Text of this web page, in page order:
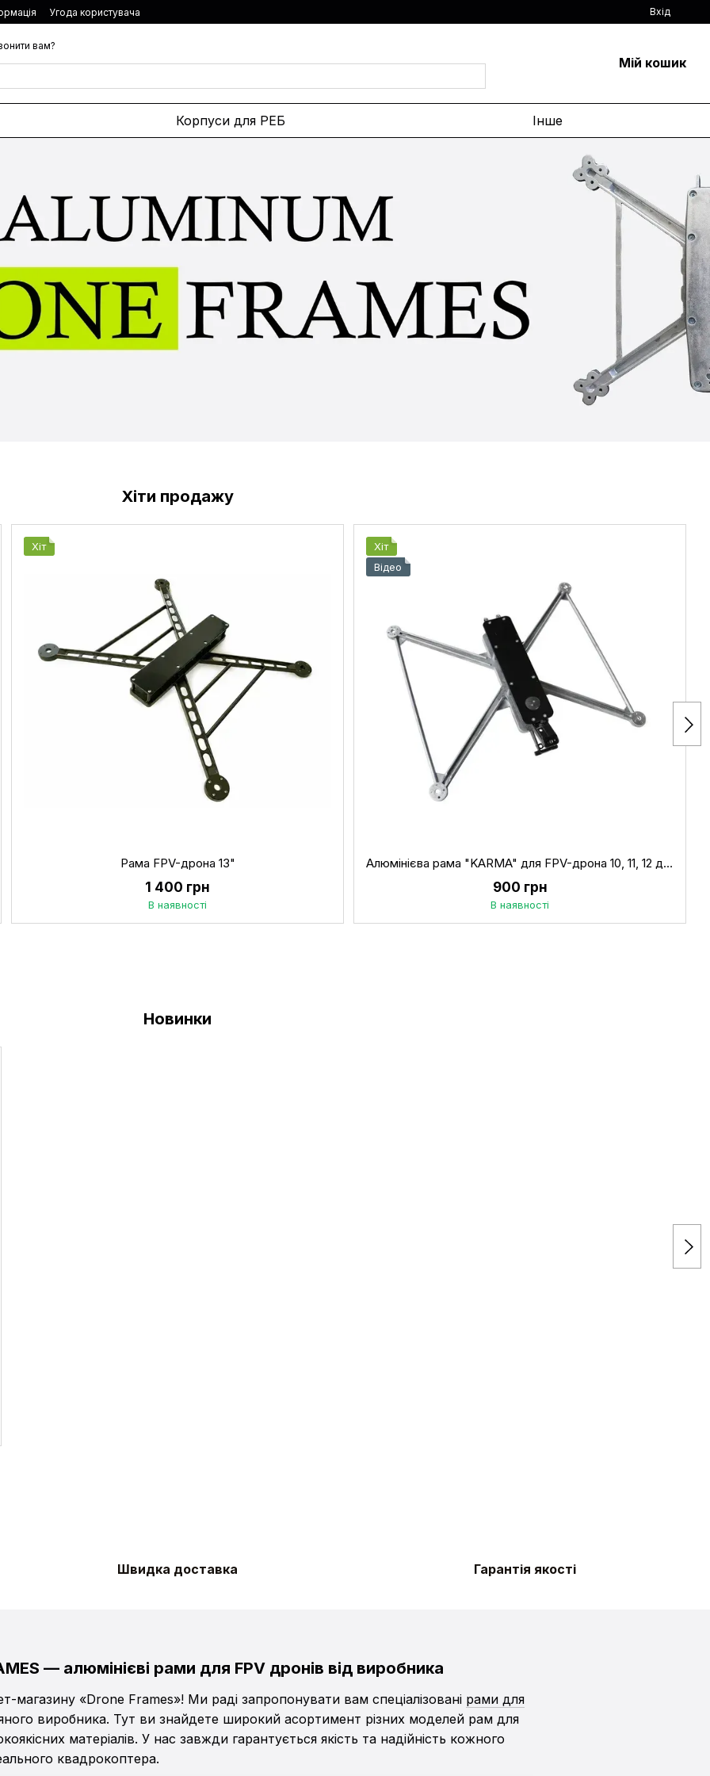
Угода користувача Вхід
вам?
Мій кошик
Корпуси для РЕБ Інше
Хіти продажу
Хіт
Рама FPV-дрона 13"
1 400 грн
В наявності
Хіт
Відео
Алюмінієва рама "KARMA" для FPV-дрона 10, 11, 12 дюймів
900 грн
В наявності
Новинки
Швидка доставка Гарантія якості
— алюмінієві рами для FPV дронів від виробника
магазину «Drone Frames»! Ми раді запропонувати вам спеціалізовані рами для
виробника. Тут ви знайдете широкий асортимент різних моделей рам для
матеріалів. У нас завжди гарантується якість та надійність кожного
квадрокоптера.